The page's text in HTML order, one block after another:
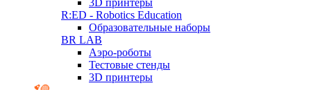
3D принтеры
R:ED - Robotics Education
Образовательные наборы
BR LAB
Аэро-роботы
Тестовые стенды
3D принтеры